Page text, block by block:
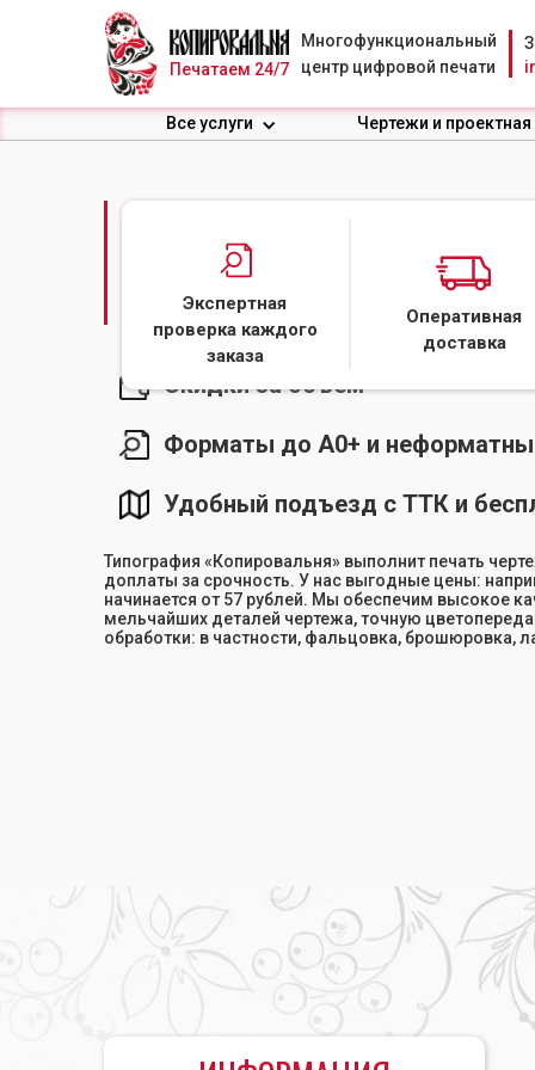
Печатаем 24/7
Многофункциональный
центр цифровой печати
Все услуги Чертежи и
ПЕЧАТЬ ЧЕРТЕЖЕЙ
ФОРМАТОВ
Скидки за объем
Форматы до А0+ и
Удобный подъезд с ТТК и
Типография «Копировальня» выполнит печать
доплаты за срочность. У нас выгодные цены:
начинается от 57 рублей. Мы обеспечим высокое
мельчайших деталей чертежа, точную
обработки: в частности, фальцовка, брошюровка,
Экспертная
проверка каждого
заказа
Оперативная
доставка
Главная ПЕЧАТЬ ЧЕРТЕЖЕЙ • Печать чертежей